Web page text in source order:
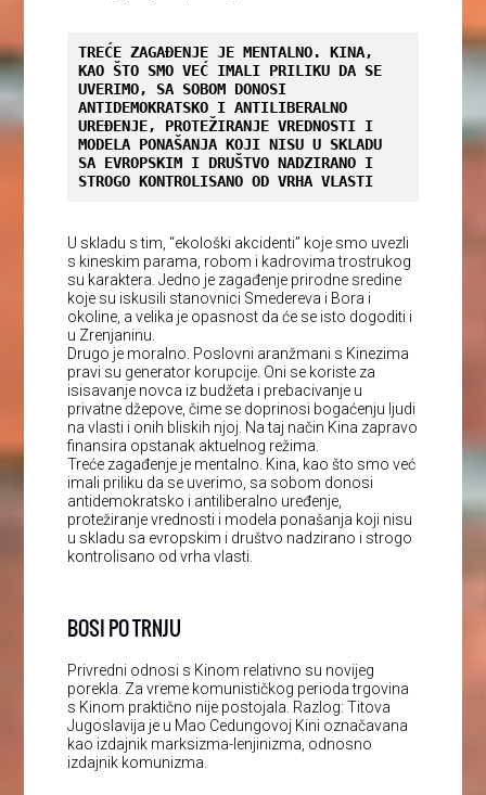
TREĆE ZAGAĐENJE JE MENTALNO. KINA,
KAO ŠTO SMO VEĆ IMALI PRILIKU DA SE
UVERIMO, SA SOBOM DONOSI
ANTIDEMOKRATSKO I ANTILIBERALNO
UREĐENJE, PROTEŽIRANJE VREDNOSTI I
MODELA PONAŠANJA KOJI NISU U SKLADU
SA EVROPSKIM I DRUŠTVO NADZIRANO I
STROGO KONTROLISANO OD VRHA VLASTI
U skladu s tim, “ekološki akcidenti” koje smo uvezli
s kineskim parama, robom i kadrovima trostrukog
su karaktera. Jedno je zagađenje prirodne sredine
koje su iskusili stanovnici Smedereva i Bora i
okoline, a velika je opasnost da će se isto dogoditi i
u Zrenjaninu.
Drugo je moralno. Poslovni aranžmani s Kinezima
pravi su generator korupcije. Oni se koriste za
isisavanje novca iz budžeta i prebacivanje u
privatne džepove, čime se doprinosi bogaćenju ljudi
na vlasti i onih bliskih njoj. Na taj način Kina zapravo
finansira opstanak aktuelnog režima.
Treće zagađenje je mentalno. Kina, kao što smo već
imali priliku da se uverimo, sa sobom donosi
antidemokratsko i antiliberalno uređenje,
protežiranje vrednosti i modela ponašanja koji nisu
u skladu sa evropskim i društvo nadzirano i strogo
kontrolisano od vrha vlasti.
BOSI PO TRNJU
Privredni odnosi s Kinom relativno su novijeg
porekla. Za vreme komunističkog perioda trgovina
s Kinom praktično nije postojala. Razlog: Titova
Jugoslavija je u Mao Cedungovoj Kini označavana
kao izdajnik marksizma-lenjinizma, odnosno
izdajnik komunizma.